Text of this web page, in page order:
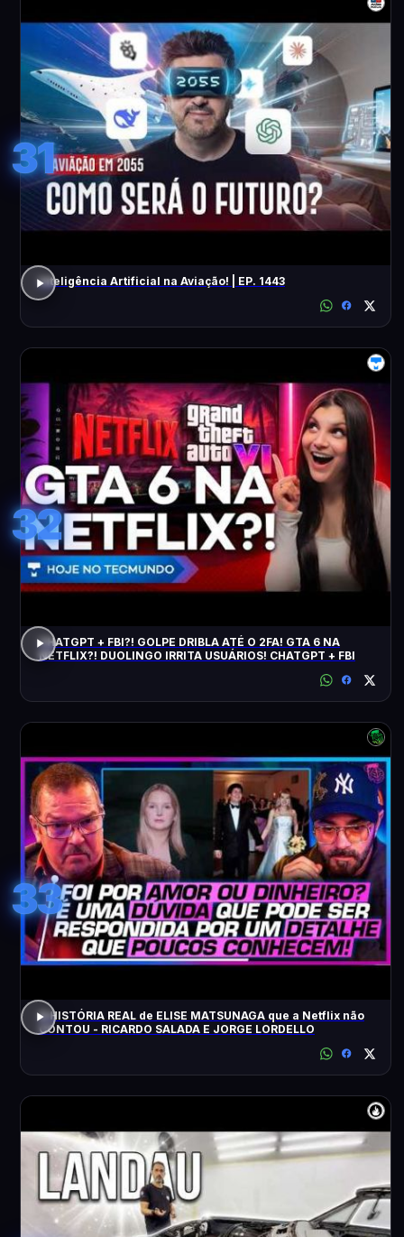
31
Inteligência Artificial na Aviação! | EP. 1443
32
CHATGPT + FBI?! GOLPE DRIBLA ATÉ O 2FA! GTA 6 NA
NETFLIX?! DUOLINGO IRRITA USUÁRIOS! CHATGPT + FBI
33
A HISTÓRIA REAL de ELISE MATSUNAGA que a Netflix não
CONTOU - RICARDO SALADA E JORGE LORDELLO